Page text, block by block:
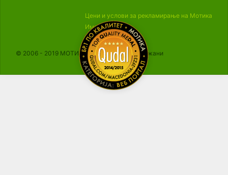
Цени и услови за рекламирање на Мотика
Импресум
© 2006 - 2019 МОТИКА, Сите права се задржани